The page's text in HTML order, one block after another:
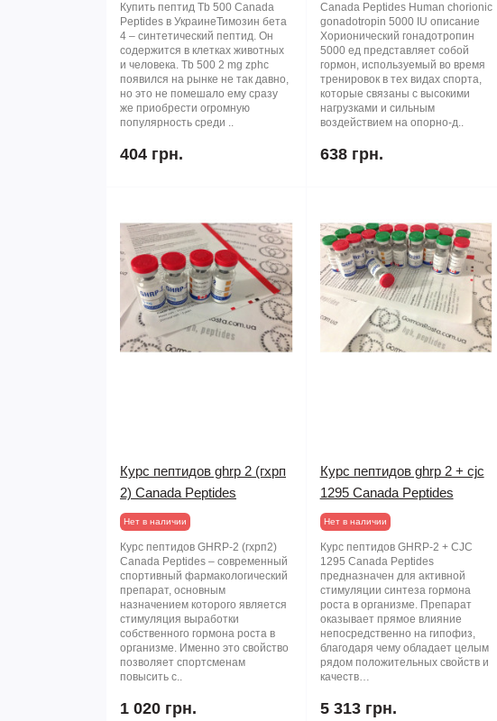
Купить пептид Тb 500 Canada
Peptides в УкраинеТимозин бета
4 – синтетический пептид. Он
содержится в клетках животных
и человека. Тb 500 2 mg zphc
появился на рынке не так давно,
но это не помешало ему сразу
же приобрести огромную
популярность среди ..
404 грн.
Canada Peptides Human chorionic
gonadotropin 5000 IU описание
Хорионический гонадотропин
5000 ед представляет собой
гормон, используемый во время
тренировок в тех видах спорта,
которые связаны с высокими
нагрузками и сильным
воздействием на опорно-д..
638 грн.
Курс пептидов ghrp 2 (гхрп
2) Canada Peptides
Нет в наличии
Курс пептидов GHRP-2 (гхрп2)
Canada Peptides – современный
спортивный фармакологический
препарат, основным
назначением которого является
стимуляция выработки
собственного гормона роста в
организме. Именно это свойство
позволяет спортсменам
повысить с..
1 020 грн.
Курс пептидов ghrp 2 + cjc
1295 Canada Peptides
Нет в наличии
Курс пептидов GHRP-2 + CJC
1295 Canada Peptides
предназначен для активной
стимуляции синтеза гормона
роста в организме. Препарат
оказывает прямое влияние
непосредственно на гипофиз,
благодаря чему обладает целым
рядом положительных свойств и
качеств…
5 313 грн.